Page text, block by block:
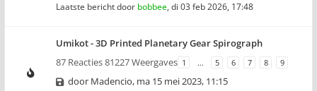
Laatste bericht door bobbee, di 03 feb 2026, 17:48
Umikot - 3D Printed Planetary Gear Spirograph
87 Reacties 81227 Weergaves 1 … 5 6 7 8 9
door Madencio, ma 15 mei 2023, 11:15